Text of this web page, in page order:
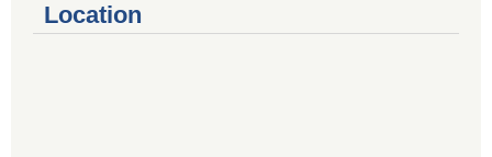
Location